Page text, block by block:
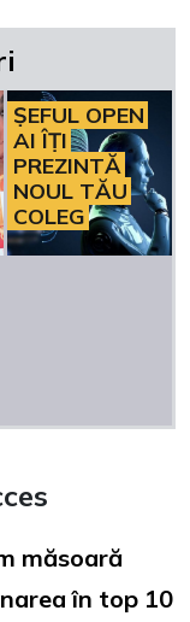
ȘEFUL OPEN
AI ÎȚI
PREZINTĂ
NOUL TĂU
COLEG
măsoară
în top 10